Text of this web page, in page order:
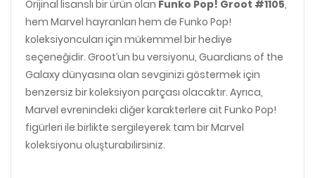
Orijinal lisanslı bir ürün olan Funko Pop! Groot #1105,
hem Marvel hayranları hem de Funko Pop!
koleksiyoncuları için mükemmel bir hediye
seçeneğidir. Groot’un bu versiyonu, Guardians of the
Galaxy dünyasına olan sevginizi göstermek için
benzersiz bir koleksiyon parçası olacaktır. Ayrıca,
Marvel evrenindeki diğer karakterlere ait Funko Pop!
figürleri ile birlikte sergileyerek tam bir Marvel
koleksiyonu oluşturabilirsiniz.